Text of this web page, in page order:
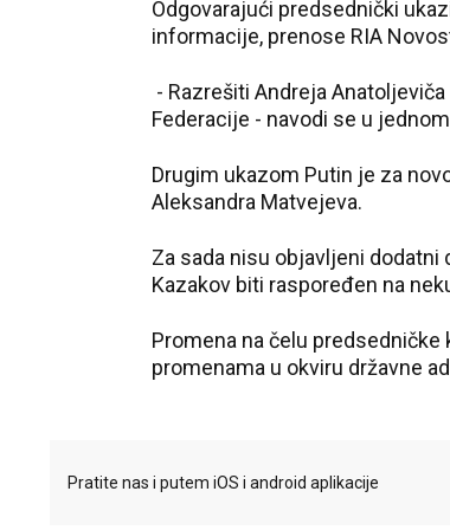
Odgovarajući predsednički
informacije, prenose RIA
- Razrešiti Andreja
Federacije - navodi se u
Drugim ukazom Putin je za
Aleksandra Matvejeva.
Za sada nisu objavljeni
Kazakov biti raspoređen na
Promena na čelu
promenama u okviru državne
Pratite nas i putem iOS i android aplikacije